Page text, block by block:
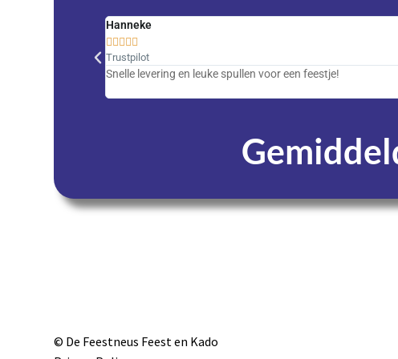
Hanneke
    
Trustpilot
Snelle levering en leuke spullen voor een feestje!
© De Feestneus Feest en Kado